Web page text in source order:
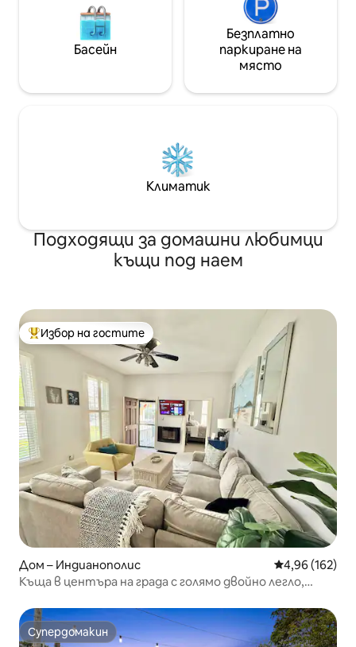
Басейн
Безплатно
паркиране на
място
Климатик
Подходящи за домашни любимци
къщи под наем
Най-популярен избор на гостите
Избор на гостите
Дом – Индианополис Средна
4,96 (162)
Къща в центъра на града с голямо двойно легло,
Супердомакин
Супердомакин